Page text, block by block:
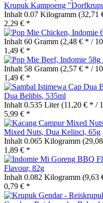
Krupuk Kampoeng
Inhalt 0.07 Kilogramm (32,71
2,29 € *
Inhalt 60 Gramm (2,48 € * /
1,49 € *
Inhalt 58 Gramm (2,57 € * /
1,49 € *
Dua Belibis, 535ml
Inhalt 0.535 Liter(11,20 € * /
5,99 € *
Mixed Nuts, Dua Kelinci, 65g
Inhalt 0.065 Kilogramm
1,89 € *
Flavour, 82g
Inhalt 0.082 Kilogramm (9,63
0,79 € *